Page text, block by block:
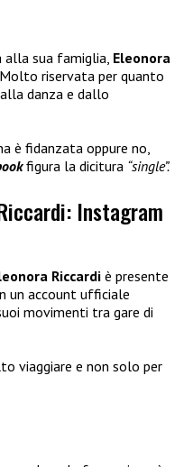
sua famiglia, Eleonora
riservata per quanto
danza e dallo
è fidanzata oppure no,
figura la dicitura “single”.
Instagram
Riccardi è presente
un account ufficiale
movimenti tra gare di
viaggiare e non solo per